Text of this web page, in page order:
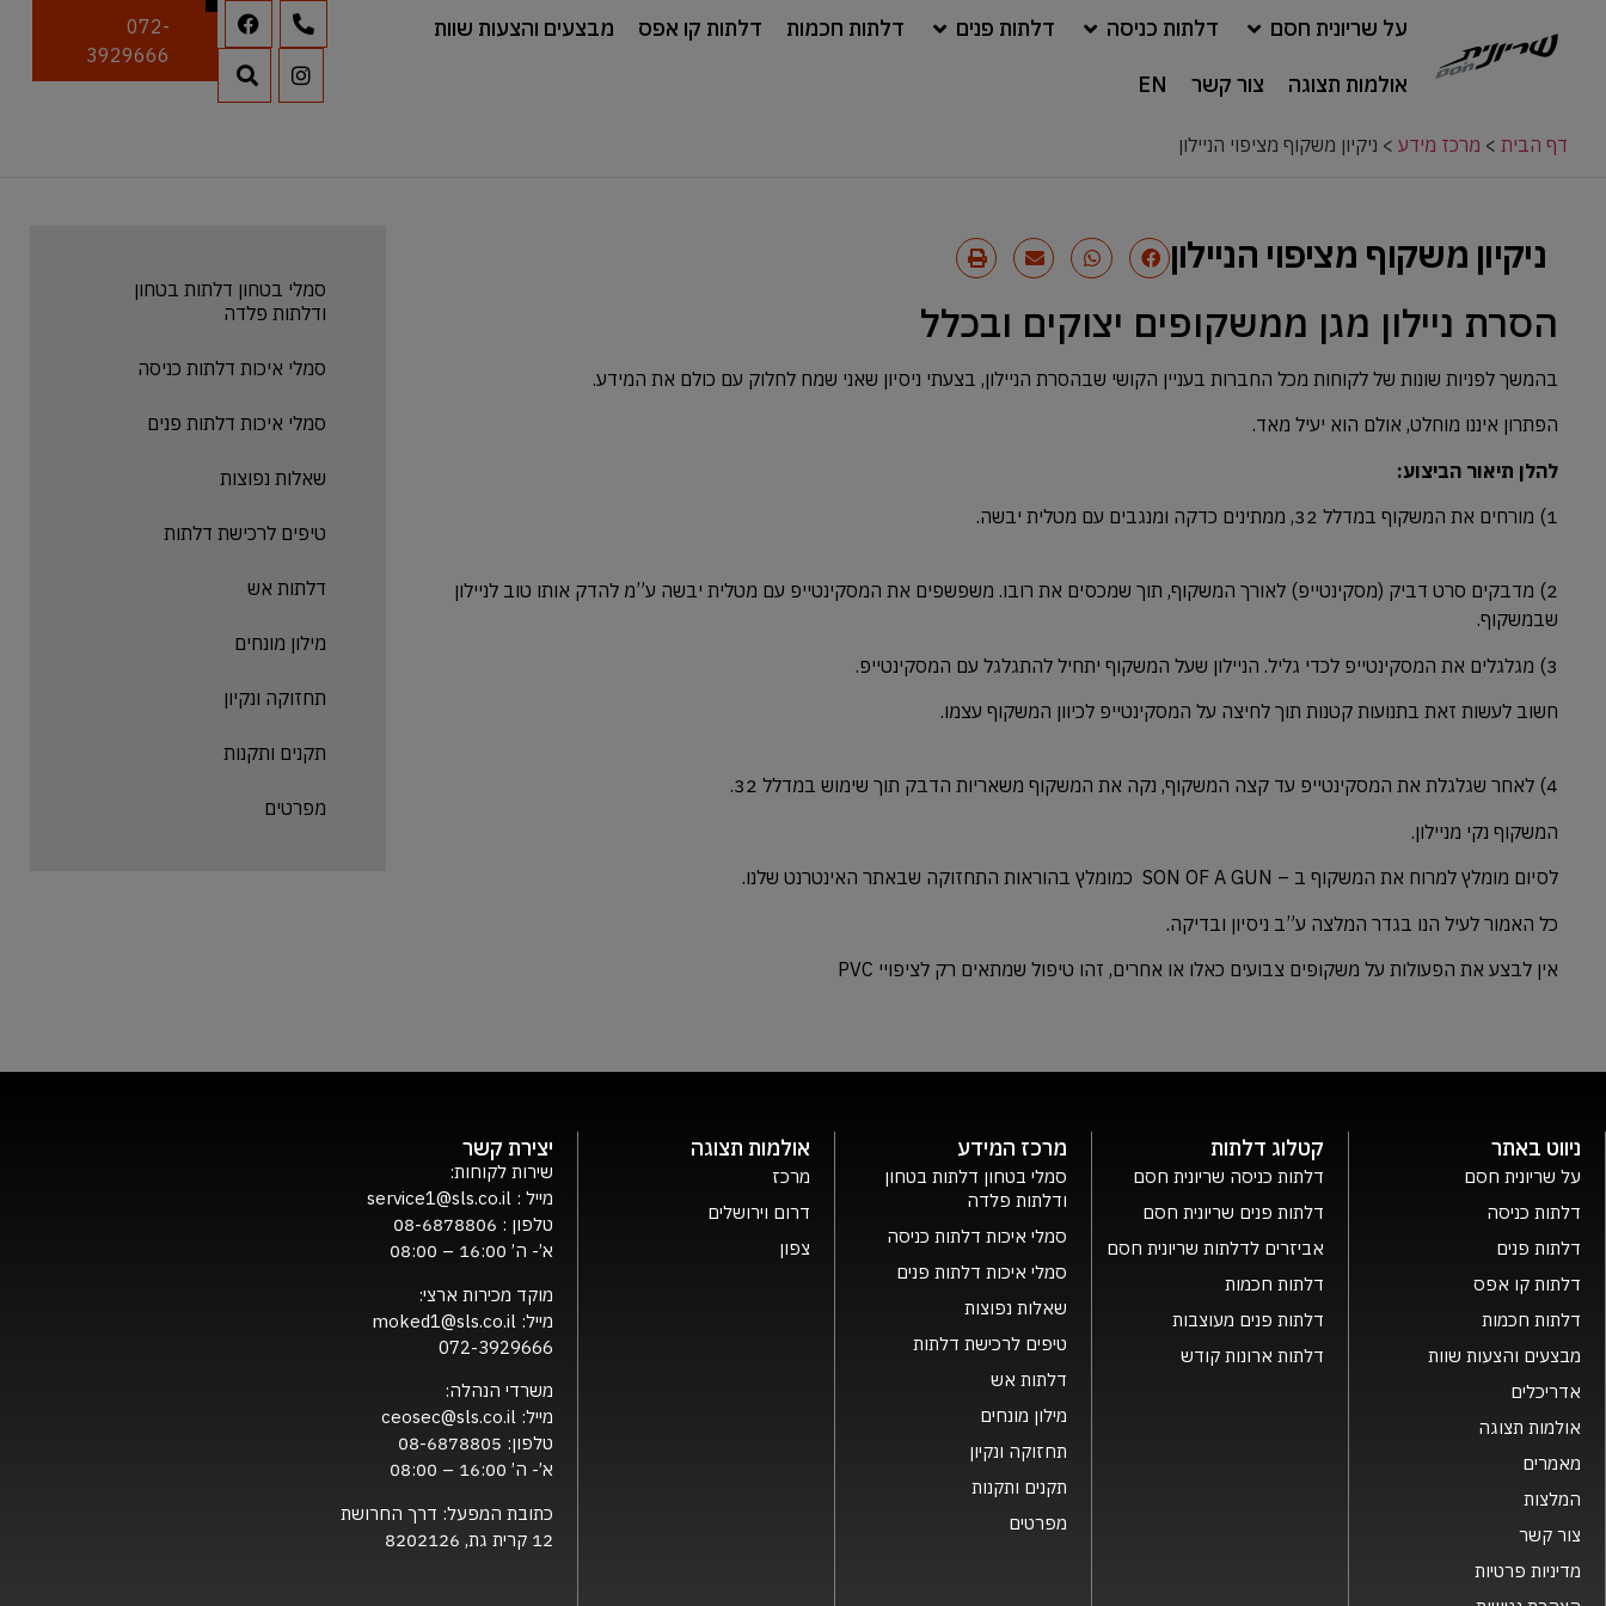
על שריונית חסם דלתות כניסה דלתות פנים דלתות חכמות דלתות קו אפס מבצעים והצעות שוות
אולמות תצוגה צור קשר EN
072-
3929666
דף הבית > מרכז מידע > ניקיון משקוף מציפוי הניילון
ניקיון משקוף מציפוי הניילון
הסרת ניילון מגן ממשקופים יצוקים ובכלל
בהמשך לפניות שונות של לקוחות מכל החברות בעניין הקושי שבהסרת הניילון, בצעתי ניסיון שאני שמח לחלוק עם כולם את המידע.
הפתרון איננו מוחלט, אולם הוא יעיל מאד.
להלן תיאור הביצוע:
1) מורחים את המשקוף במדלל 32, ממתינים כדקה ומנגבים עם מטלית יבשה.
2) מדבקים סרט דביק (מסקינטייפ) לאורך המשקוף, תוך שמכסים את רובו. משפשפים את המסקינטייפ עם מטלית יבשה ע”מ להדק אותו טוב לניילון
שבמשקוף.
3) מגלגלים את המסקינטייפ לכדי גליל. הניילון שעל המשקוף יתחיל להתגלגל עם המסקינטייפ.
חשוב לעשות זאת בתנועות קטנות תוך לחיצה על המסקינטייפ לכיוון המשקוף עצמו.
4) לאחר שגלגלת את המסקינטייפ עד קצה המשקוף, נקה את המשקוף משאריות הדבק תוך שימוש במדלל 32.
המשקוף נקי מניילון.
לסיום מומלץ למרוח את המשקוף ב – SON OF A GUN כמומלץ בהוראות התחזוקה שבאתר האינטרנט שלנו.
כל האמור לעיל הנו בגדר המלצה ע”ב ניסיון ובדיקה.
אין לבצע את הפעולות על משקופים צבועים כאלו או אחרים, זהו טיפול שמתאים רק לציפויי PVC
סמלי בטחון דלתות בטחון
ודלתות פלדה
סמלי איכות דלתות כניסה
סמלי איכות דלתות פנים
שאלות נפוצות
טיפים לרכישת דלתות
דלתות אש
מילון מונחים
תחזוקה ונקיון
תקנים ותקנות
מפרטים
ניווט באתר
על שריונית חסם
דלתות כניסה
דלתות פנים
דלתות קו אפס
דלתות חכמות
מבצעים והצעות שוות
אדריכלים
אולמות תצוגה
מאמרים
המלצות
צור קשר
מדיניות פרטיות
קטלוג דלתות
דלתות כניסה שריונית חסם
דלתות פנים שריונית חסם
אביזרים לדלתות שריונית חסם
דלתות חכמות
דלתות פנים מעוצבות
דלתות ארונות קודש
מרכז המידע
סמלי בטחון דלתות בטחון
ודלתות פלדה
סמלי איכות דלתות כניסה
סמלי איכות דלתות פנים
שאלות נפוצות
טיפים לרכישת דלתות
דלתות אש
מילון מונחים
תחזוקה ונקיון
תקנים ותקנות
מפרטים
אולמות תצוגה
מרכז
דרום וירושלים
צפון
יצירת קשר
שירות לקוחות:
מייל : service1@sls.co.il
טלפון : 08-6878806
א’- ה’ 16:00 – 08:00
מוקד מכירות ארצי:
מייל:moked1@sls.co.il
072-3929666
משרדי הנהלה:
מייל:ceosec@sls.co.il
טלפון: 08-6878805
א’- ה’ 16:00 – 08:00
כתובת המפעל: דרך החרושת
12 קרית גת, 8202126